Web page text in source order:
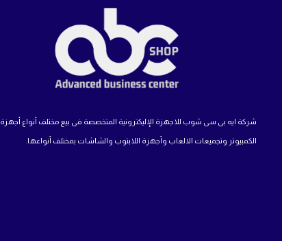
شركة ايه بى سى شوب للاجهزة الإليكترونية المتخصصة فى بيع مختلف أنواع أجهزة
الكمبيوتر وتجميعات الالعاب وأجهزة اللابتوب والشاشات بمختلف أنواعها.